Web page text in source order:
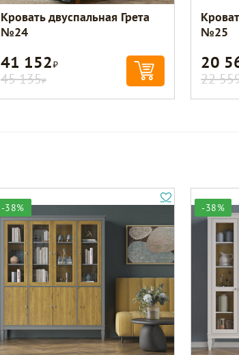
Кровать двуспальная Грета
№24
41 152Р
45 135Р
№25
20
22
-38% -38%